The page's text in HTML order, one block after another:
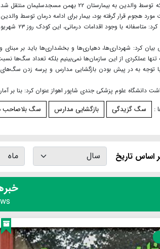
قرار گرفت که توسط والدین به
هجوم قرار گرفته بود، بیمار برای ادامه درمان توسط
وی تصریح
بیان کرد: شهرداری‌ها، دهیاری‌ها و بخشداری‌ها باید بر
عملکردی از این سازمان‌ها نمی‌بینیم بلکه تعداد سگ‌ها نسبت به سال‌های گذشته بین ۲۰
توجه به در پیش بودن بازگشایی مدارس و پرسه زدن سگ‌های
علوم پزشکی جندی شاپور اهواز عنوان کرد: بنا بر آمارها، در حال حاضر ۴ تا ۵ هزار قلاده سگ
: سگ گزیدگی بازگشایی مدارس سگ بلاصاحب
اساس تاریخ